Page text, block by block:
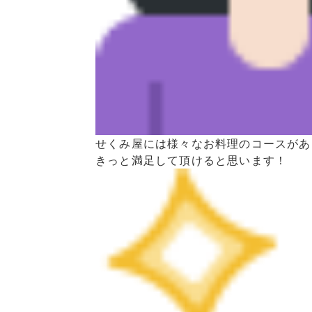
せくみ屋には様々なお料理のコースが
きっと満足して頂けると思います！